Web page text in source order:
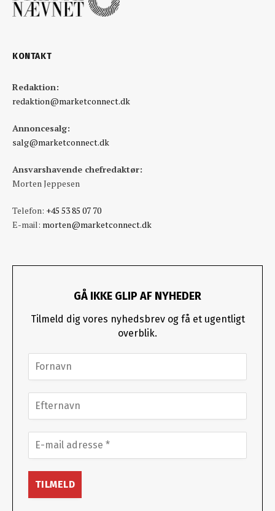
KONTAKT
Redaktion:
redaktion@marketconnect.dk
Annoncesalg:
salg@marketconnect.dk
Ansvarshavende chefredaktør:
Morten Jeppesen
Telefon: +45 53 85 07 70
E-mail: morten@marketconnect.dk
GÅ IKKE GLIP AF NYHEDER
Tilmeld dig vores nyhedsbrev og få et ugentligt
overblik.